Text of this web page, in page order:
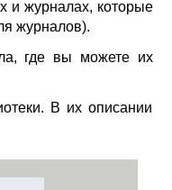
и журналах, которые
журналов).
где вы можете их
В их описании